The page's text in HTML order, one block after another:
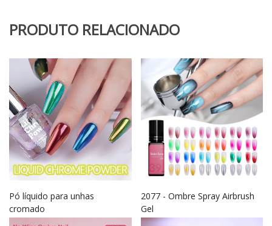
PRODUTO RELACIONADO
Pó líquido para unhas
cromado
2077 - Ombre Spray Airbrush
Gel